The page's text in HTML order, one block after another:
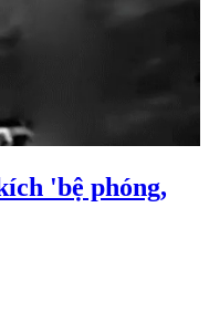
'bệ phóng,